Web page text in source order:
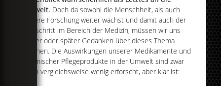
Umwelt. Doch da sowohl die Menschheit, als auch
unsere Forschung weiter wächst und damit auch der
Fortschritt im Bereich der Medizin, müssen wir uns
früher oder später Gedanken über dieses Thema
machen. Die Auswirkungen unserer Medikamente und
chemischer Pflegeprodukte in der Umwelt sind zwar
noch vergleichsweise wenig erforscht, aber klar ist: